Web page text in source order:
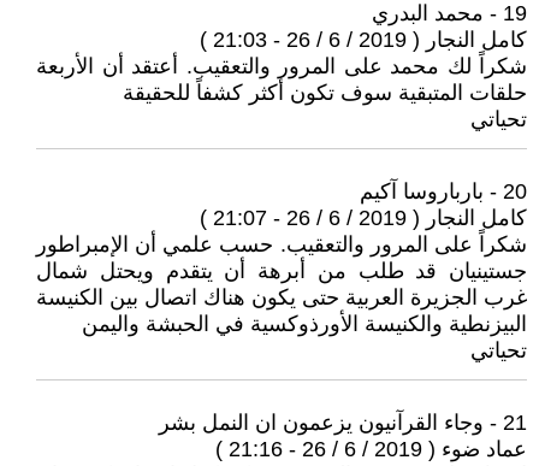
19 - محمد البدري
كامل النجار ( 2019 / 6 / 26 - 21:03 )
شكراً لك محمد على المرور والتعقيب. أعتقد أن الأربعة
حلقات المتبقية سوف تكون أكثر كشفاً للحقيقة
تحياتي
20 - بارباروسا آكيم
كامل النجار ( 2019 / 6 / 26 - 21:07 )
شكراً على المرور والتعقيب. حسب علمي أن الإمبراطور
جستينيان قد طلب من أبرهة أن يتقدم ويحتل شمال
غرب الجزيرة العربية حتى يكون هناك اتصال بين الكنيسة
البيزنطية والكنيسة الأورذوكسية في الحبشة واليمن
تحياتي
21 - وجاء القرآنيون يزعمون ان النمل بشر
عماد ضوء ( 2019 / 6 / 26 - 21:16 )